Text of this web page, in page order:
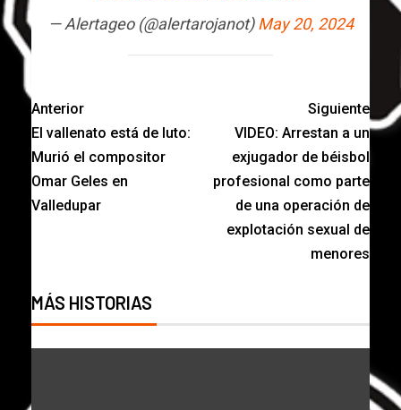
— Alertageo (@alertarojanot)May 20, 2024
Anterior
El vallenato está de luto:
Murió el compositor
Omar Geles en
Valledupar
Siguiente
VIDEO: Arrestan a un
exjugador de béisbol
profesional como parte
de una operación de
explotación sexual de
menores
MÁS HISTORIAS